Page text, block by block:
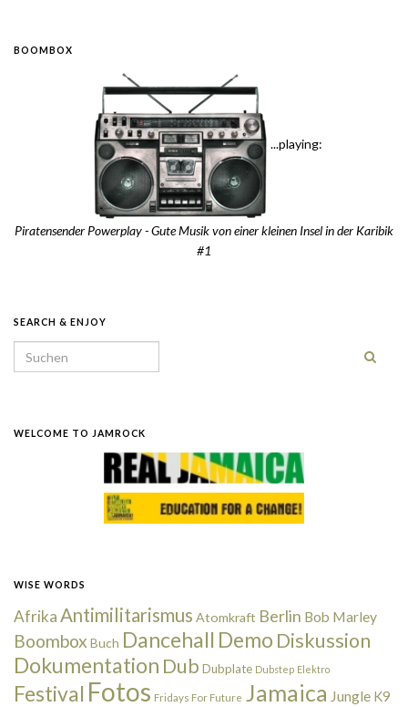
BOOMBOX
...playing:
Piratensender Powerplay - Gute Musik von einer kleinen Insel in der Karibik
#1
SEARCH & ENJOY
Search for:
WELCOME TO JAMROCK
WISE WORDS
AfrikaAntimilitarismus Atomkraft Berlin Bob Marley
Boombox Buch Dancehall Demo Diskussion
Dokumentation Dub Dubplate Dubstep Elektro
Festival Fotos Fridays For Future Jamaica Jungle K9